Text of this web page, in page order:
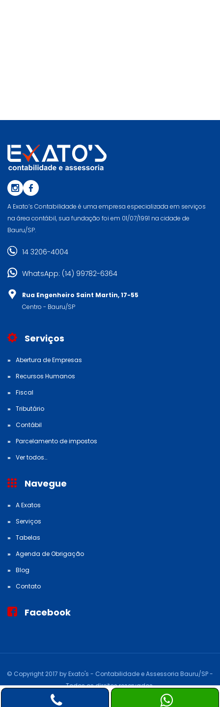
A Exato’s Contabilidade é uma empresa especializada em serviços
na área contábil, sua fundação foi em 01/07/1991 na cidade de
Bauru/SP.
14 3206-4004
WhatsApp: (14) 99782-6364
Rua Engenheiro Saint Martin, 17-55
Centro - Bauru/SP
Serviços
Abertura de Empresas
Recursos Humanos
Fiscal
Tributário
Contábil
Parcelamento de impostos
Ver todos…
Navegue
A Exatos
Serviços
Tabelas
Agenda de Obrigação
Blog
Contato
Facebook
© Copyright 2017 by Exato's - Contabilidade e Assessoria Bauru/SP -
Todos os direitos reservados.